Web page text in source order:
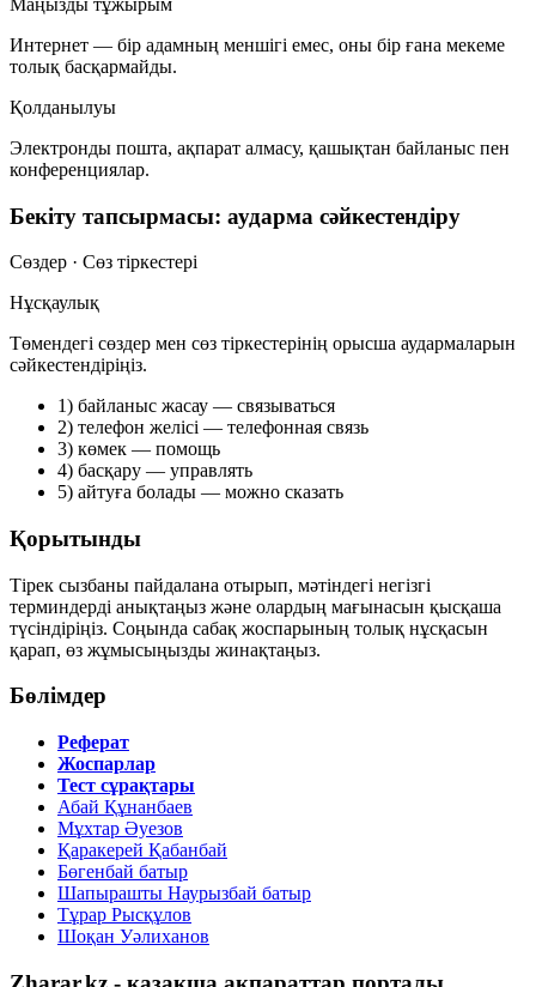
Интернет — бір адамның меншігі емес, оны бір ғана мекеме
толық басқармайды.
Қолданылуы
Электронды пошта, ақпарат алмасу, қашықтан байланыс пен
конференциялар.
Бекіту тапсырмасы: аударма сәйкестендіру
Сөздер · Сөз тіркестері
Нұсқаулық
Төмендегі сөздер мен сөз тіркестерінің орысша аудармаларын
сәйкестендіріңіз.
1) байланыс жасау — связываться
2) телефон желісі — телефонная связь
3) көмек — помощь
4) басқару — управлять
5) айтуға болады — можно сказать
Қорытынды
Тірек сызбаны пайдалана отырып, мәтіндегі негізгі
терминдерді анықтаңыз және олардың мағынасын қысқаша
түсіндіріңіз. Соңында сабақ жоспарының толық нұсқасын
қарап, өз жұмысыңызды жинақтаңыз.
Бөлімдер
Реферат
Жоспарлар
Тест сұрақтары
Абай Құнанбаев
Мұхтар Әуезов
Қаракерей Қабанбай
Бөгенбай батыр
Шапырашты Наурызбай батыр
Тұрар Рысқұлов
Шоқан Уәлиханов